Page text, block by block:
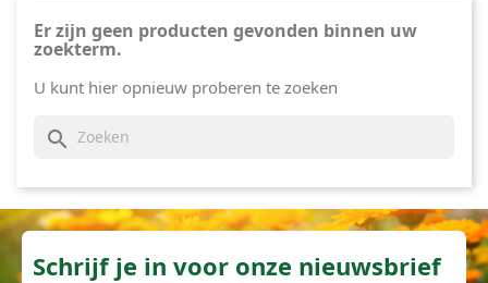
Er zijn geen producten gevonden binnen uw
zoekterm.
U kunt hier opnieuw proberen te zoeken
search
Schrijf je in voor onze nieuwsbrief